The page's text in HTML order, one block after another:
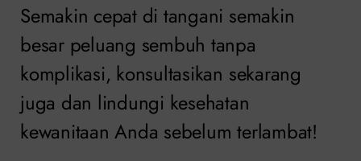
Semakin cepat di tangani semakin
besar peluang sembuh tanpa
komplikasi, konsultasikan sekarang
juga dan lindungi kesehatan
kewanitaan Anda sebelum terlambat!